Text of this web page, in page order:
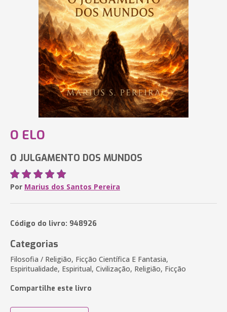
O ELO
O JULGAMENTO DOS MUNDOS
Por Marius dos Santos Pereira
Código do livro: 948926
Categorias
Filosofia / Religião, Ficção Científica E Fantasia,
Espiritualidade, Espiritual, Civilização, Religião, Ficção
Compartilhe este livro